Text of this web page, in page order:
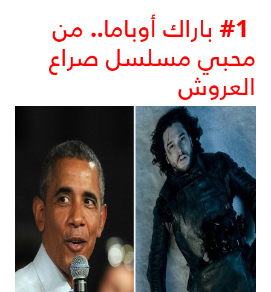
#1 باراك أوباما.. من
محبي مسلسل صراع
العروش